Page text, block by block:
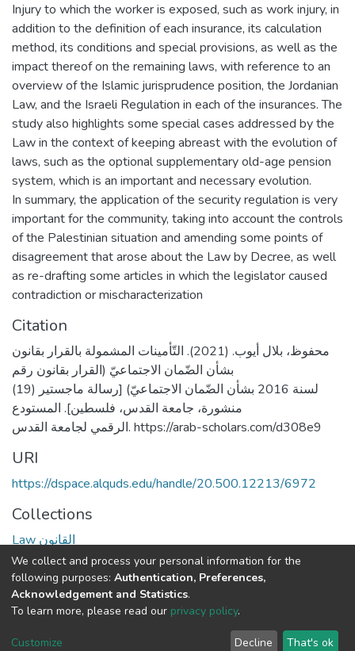
Injury to which the worker is exposed, such as work injury, in
addition to the definition of each insurance, its calculation
method, its conditions and special provisions, as well as the
impact thereof on the remaining laws, with reference to an
overview of the Islamic jurisprudence position, the Jordanian
Law, and the Israeli Regulation in each of the insurances. The
study also highlights some special cases addressed by the
Law in the context of keeping abreast with the evolution of
laws, such as the optional supplementary old-age pension
system, which is an important and necessary evolution.
In summary, the application of the security regulation is very
important for the community, taking into account the controls
of the Palestinian situation and amending some points of
disagreement that arose about the Law by Decree, as well
as re-drafting some articles in which the legislator caused
contradiction or mischaracterization
Citation
محفوظ، بلال أيوب. (2021). التّأمينات المشمولة بالقرار بقانون
بشأن الضّمان الاجتماعيّ (القرار بقانون رقم
(19) لسنة 2016 بشأن الضّمان الاجتماعيّ) [رسالة ماجستير
منشورة، جامعة القدس، فلسطين]. المستودع
الرقمي لجامعة القدس. https://arab-scholars.com/d308e9
URI
https://dspace.alquds.edu/handle/20.500.12213/6972
Collections
Law القانون
Full item page
Cookie
End User
Send
We collect and process your personal information for the
following purposes: Authentication, Preferences,
Acknowledgement and Statistics.
To learn more, please read our privacy policy.
Customize Decline That's ok